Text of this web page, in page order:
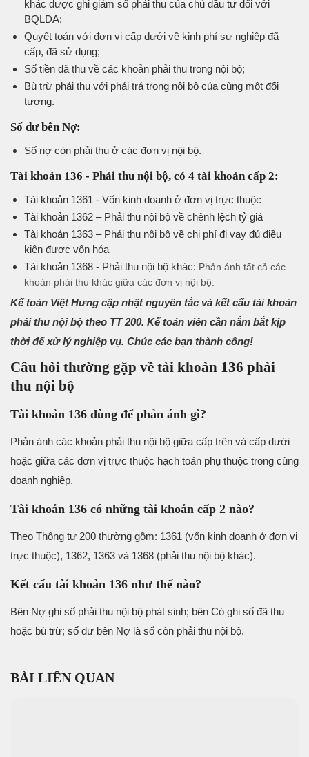
khác được ghi giảm số phải thu của chủ đầu tư đối với
BQLDA;
Quyết toán với đơn vị cấp dưới về kinh phí sự nghiệp đã
cấp, đã sử dụng;
Số tiền đã thu về các khoản phải thu trong nội bộ;
Bù trừ phải thu với phải trả trong nội bộ của cùng một đối
tượng.
Số dư bên Nợ:
Số nợ còn phải thu ở các đơn vị nội bộ.
Tài khoản 136 ­- Phải thu nội bộ, có 4 tài khoản cấp 2:
Tài khoản 1361 -­ Vốn kinh doanh ở đơn vị trực thuộc
Tài khoản 1362 – Phải thu nội bộ về chênh lệch tỷ giá
Tài khoản 1363 – Phải thu nội bộ về chi phí đi vay đủ điều
kiện được vốn hóa
Tài khoản 1368 -­ Phải thu nội bộ khác: Phản ánh tất cả các
khoản phải thu khác giữa các đơn vị nội bộ.
Kế toán Việt Hưng cập nhật nguyên tắc và kết cấu tài khoản
phải thu nội bộ theo TT 200. Kế toán viên cần nắm bắt kịp
thời để xử lý nghiệp vụ. Chúc các bạn thành công!
Câu hỏi thường gặp về tài khoản 136 phải
thu nội bộ
Tài khoản 136 dùng để phản ánh gì?
Phản ánh các khoản phải thu nội bộ giữa cấp trên và cấp dưới
hoặc giữa các đơn vị trực thuộc hạch toán phụ thuộc trong cùng
doanh nghiệp.
Tài khoản 136 có những tài khoản cấp 2 nào?
Theo Thông tư 200 thường gồm: 1361 (vốn kinh doanh ở đơn vị
trực thuộc), 1362, 1363 và 1368 (phải thu nội bộ khác).
Kết cấu tài khoản 136 như thế nào?
Bên Nợ ghi số phải thu nội bộ phát sinh; bên Có ghi số đã thu
hoặc bù trừ; số dư bên Nợ là số còn phải thu nội bộ.
BÀI LIÊN QUAN